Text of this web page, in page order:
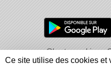
Charte cookies
Informations légales
Ce site utilise des cookies et